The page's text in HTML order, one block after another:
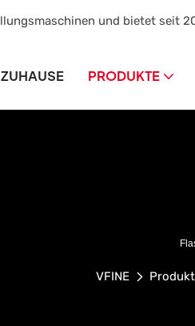
und bietet seit
ZUHAUSE PRODUKTE
VFINE